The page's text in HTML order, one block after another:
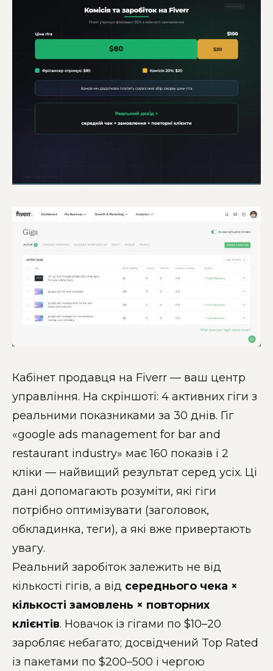
Кабінет продавця на Fiverr — ваш центр
управління. На скріншоті: 4 активних гіги з
реальними показниками за 30 днів. Гіг
«google ads management for bar and
restaurant industry» має 160 показів і 2
кліки — найвищий результат серед усіх. Ці
дані допомагають розуміти, які гіги
потрібно оптимізувати (заголовок,
обкладинка, теги), а які вже привертають
увагу.
Реальний заробіток залежить не від
кількості гігів, а від середнього чека ×
кількості замовлень × повторних
клієнтів. Новачок із гігами по $10–20
заробляє небагато; досвідчений Top Rated
із пакетами по $200–500 і чергою